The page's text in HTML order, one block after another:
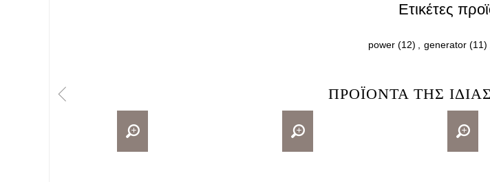
Ετικέτες
power (12) , generator (11)
ΠΡΟΪΌΝΤΑ ΤΗΣ